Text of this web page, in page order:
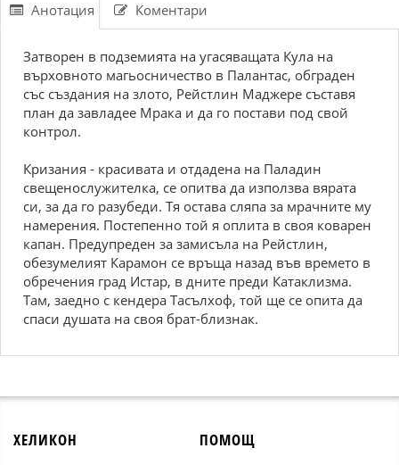
Анотация Коментари
Затворен в подземията на угасяващата Кула на
върховното магьосничество в Палантас, обграден
със създания на злото, Рейстлин Маджере съставя
план да завладее Мрака и да го постави под свой
контрол.
Кризания - красивата и отдадена на Паладин
свещенослужителка, се опитва да използва вярата
си, за да го разубеди. Тя остава сляпа за мрачните му
намерения. Постепенно той я оплита в своя коварен
капан. Предупреден за замисъла на Рейстлин,
обезумелият Карамон се връща назад във времето в
обречения град Истар, в дните преди Катаклизма.
Там, заедно с кендера Тасълхоф, той ще се опита да
спаси душата на своя брат-близнак.
ХЕЛИКОН ПОМОЩ